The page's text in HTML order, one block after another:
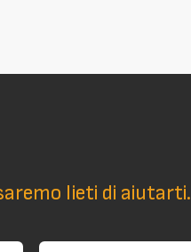
lieti di aiutarti.